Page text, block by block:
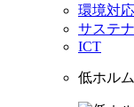
環境対応
サステ
ICT
低ホル